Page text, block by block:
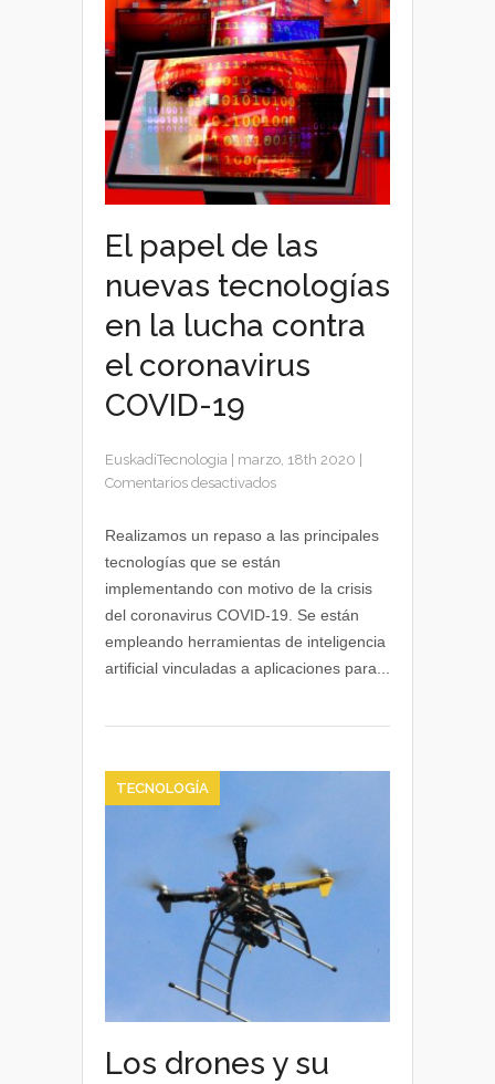
El papel de las
nuevas tecnologías
en la lucha contra
el coronavirus
COVID-19
EuskadiTecnologia marzo, 18th 2020
Comentarios desactivadosen
papel
nuevas
tecnologías
en
la
Realizamos un repaso a las principales
tecnologías que se están
implementando con motivo de la crisis
del coronavirus COVID-19. Se están
empleando herramientas de inteligencia
artificial vinculadas a aplicaciones para...
TECNOLOGÍA
Los drones y su